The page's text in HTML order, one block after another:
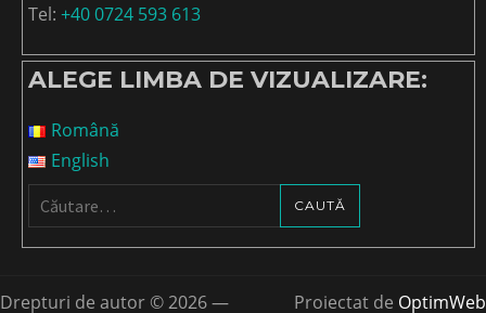
Tel: +40 0724 593 613
ALEGE LIMBA DE VIZUALIZARE:
Română
English
Caută
după:
Drepturi de autor © 2026 — Proiectat de OptimWeb